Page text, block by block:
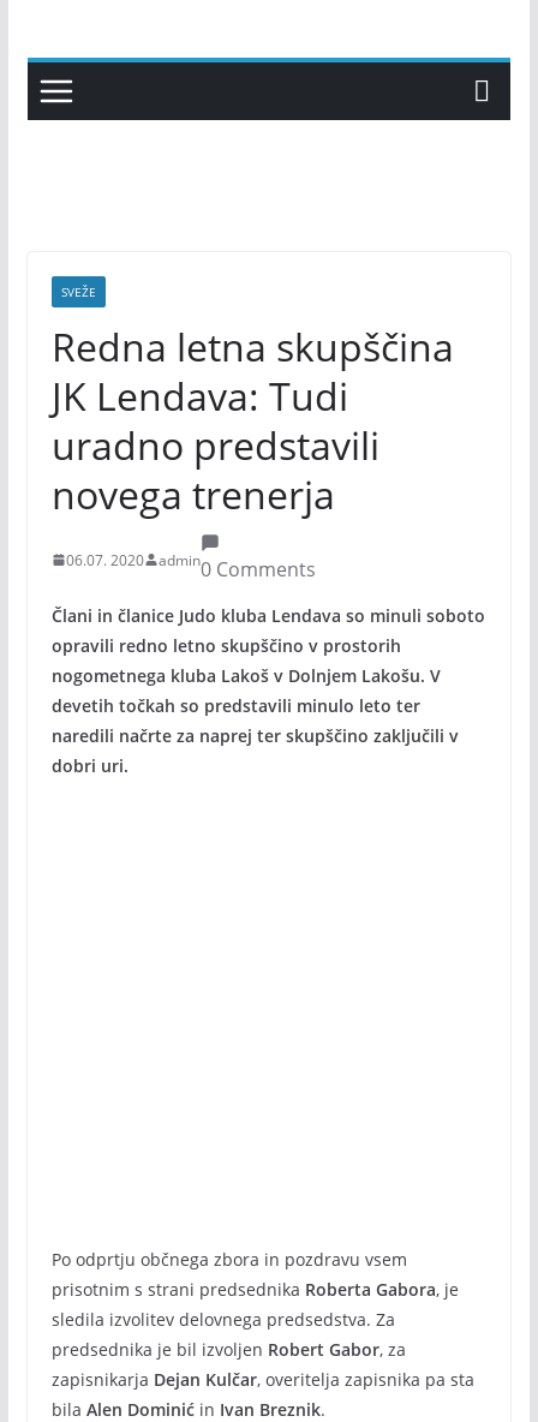
content
SVEŽE
Redna letna skupščina
JK Lendava: Tudi
uradno predstavili
novega trenerja
06.07. 2020 admin0 Comments
Člani in članice Judo kluba Lendava so minuli soboto
opravili redno letno skupščino v prostorih
nogometnega kluba Lakoš v Dolnjem Lakošu. V
devetih točkah so predstavili minulo leto ter
naredili načrte za naprej ter skupščino zaključili v
dobri uri.
Po odprtju občnega zbora in pozdravu vsem
prisotnim s strani predsednika Roberta Gabora, je
sledila izvolitev delovnega predsedstva. Za
predsednika je bil izvoljen Robert Gabor, za
zapisnikarja Dejan Kulčar, overitelja zapisnika pa sta
bila Alen Dominićin Ivan Breznik.